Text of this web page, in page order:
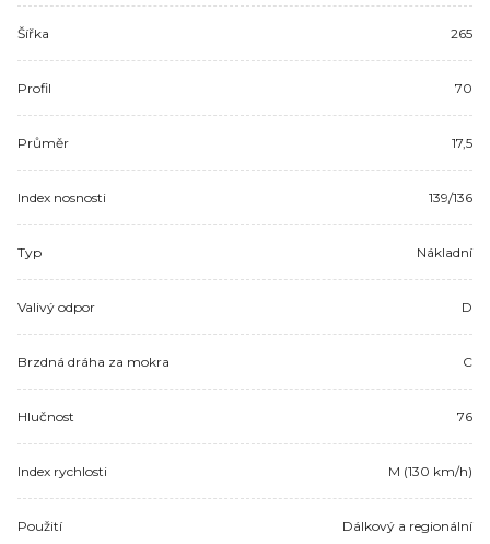
Šířka 265
Profil 70
Průměr 17,5
Index nosnosti 139/136
Typ Nákladní
Valivý odpor D
Brzdná dráha za mokra C
Hlučnost 76
Index rychlosti M (130 km/h)
Použití Dálkový a regionální